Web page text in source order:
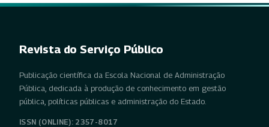
Revista do Serviço Público
Publicação científica da Escola Nacional de Administração
Pública, dedicada à produção de conhecimento em gestão
pública, políticas públicas e administração do Estado.
ISSN (ONLINE): 2357-8017